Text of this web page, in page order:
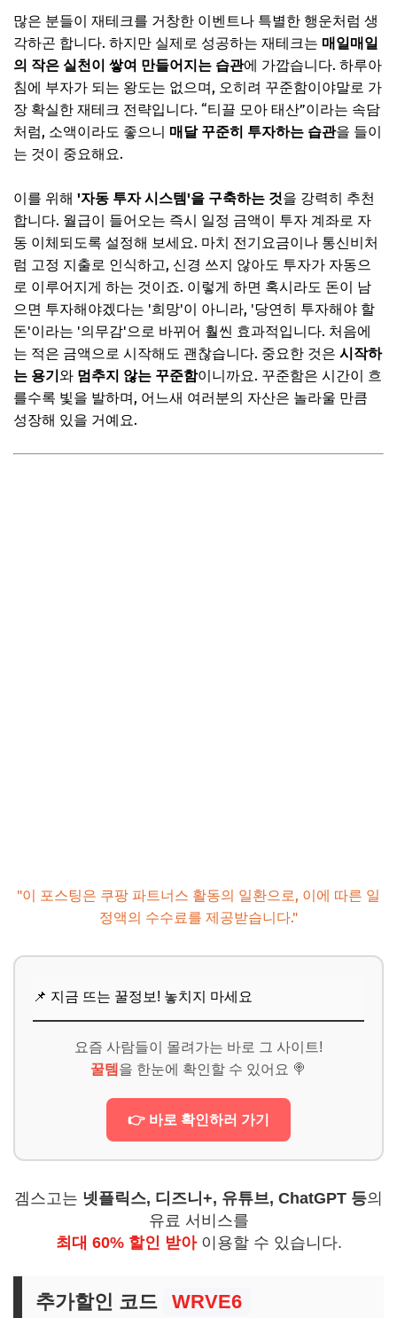
많은 분들이 재테크를 거창한 이벤트나 특별한 행운처럼 생
각하곤 합니다. 하지만 실제로 성공하는 재테크는 매일매일
의 작은 실천이 쌓여 만들어지는 습관에 가깝습니다. 하루아
침에 부자가 되는 왕도는 없으며, 오히려 꾸준함이야말로 가
장 확실한 재테크 전략입니다. “티끌 모아 태산”이라는 속담
처럼, 소액이라도 좋으니 매달 꾸준히 투자하는 습관을 들이
는 것이 중요해요.
이를 위해 '자동 투자 시스템'을 구축하는 것을 강력히 추천
합니다. 월급이 들어오는 즉시 일정 금액이 투자 계좌로 자
동 이체되도록 설정해 보세요. 마치 전기요금이나 통신비처
럼 고정 지출로 인식하고, 신경 쓰지 않아도 투자가 자동으
로 이루어지게 하는 것이죠. 이렇게 하면 혹시라도 돈이 남
으면 투자해야겠다는 '희망'이 아니라, '당연히 투자해야 할
돈'이라는 '의무감'으로 바뀌어 훨씬 효과적입니다. 처음에
는 적은 금액으로 시작해도 괜찮습니다. 중요한 것은 시작하
는 용기와 멈추지 않는 꾸준함이니까요. 꾸준함은 시간이 흐
를수록 빛을 발하며, 어느새 여러분의 자산은 놀라울 만큼
성장해 있을 거예요.
"이 포스팅은 쿠팡 파트너스 활동의 일환으로, 이에 따른 일
정액의 수수료를 제공받습니다."
📌 지금 뜨는 꿀정보! 놓치지 마세요
요즘 사람들이 몰려가는 바로 그 사이트!
꿀템 을 한눈에 확인할 수 있어요 🍭
👉 바로 확인하러 가기
겜스고는 넷플릭스, 디즈니+, 유튜브, ChatGPT 등의
유료 서비스를
최대 60% 할인 받아이용할 수 있습니다.
추가할인 코드 WRVE6